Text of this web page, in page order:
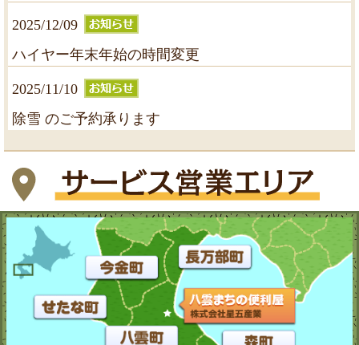
2025/12/09
ハイヤー年末年始の時間変更
2025/11/10
除雪 のご予約承ります